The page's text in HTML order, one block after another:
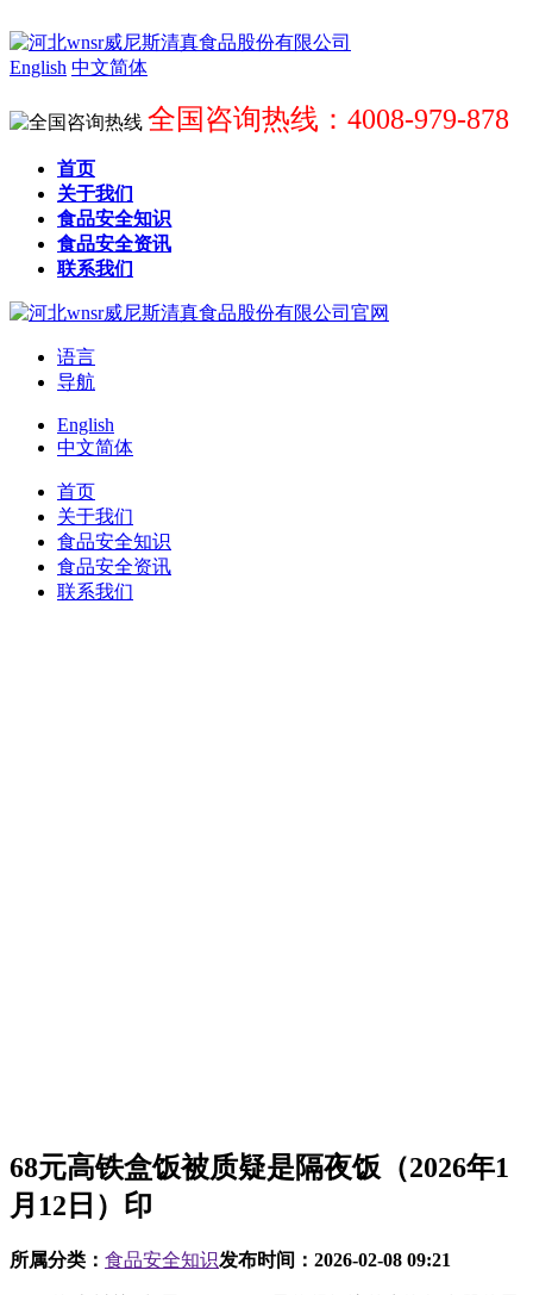
English 中文简体
全国咨询热线：4008-979-878
首页
关于我们
食品安全知识
食品安全资讯
联系我们
语言
导航
English
中文简体
首页
关于我们
食品安全知识
食品安全资讯
联系我们
68元高铁盒饭被质疑是隔夜饭（2026年1
月12日）印
所属分类： 食品安全知识发布时间： 2026-02-08 09:21